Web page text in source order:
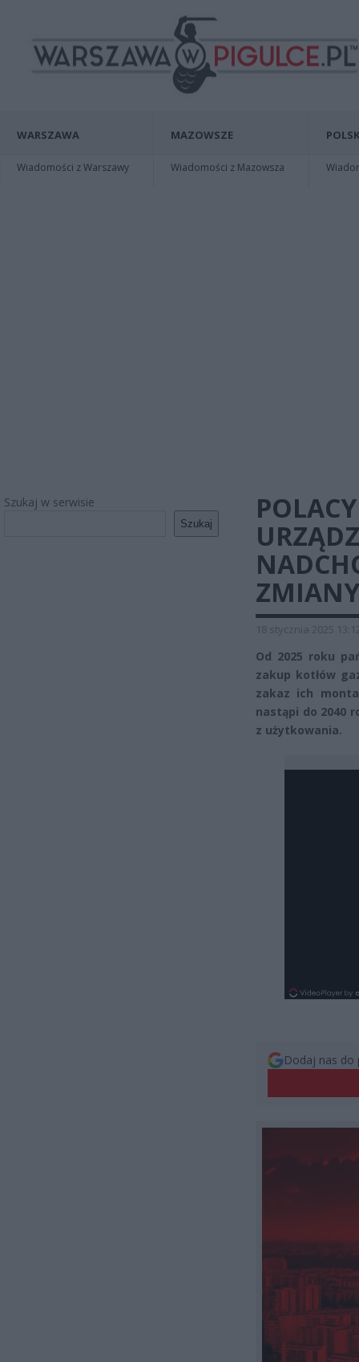
WARSZAWA
Wiadomości z Warszawy
MAZOWSZE
Wiadomości z Mazowsza
Szukaj w serwisie
Szukaj
18 stycznia 2025
Od 2025 roku
zakup kotłów
zakaz ich
nastąpi do 2040
z użytkowania.
Dodaj nas do